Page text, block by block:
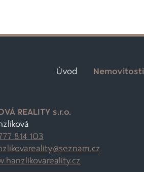
Úvod Nemovitosti
REALITY s.r.o.
814 103
seznam.cz